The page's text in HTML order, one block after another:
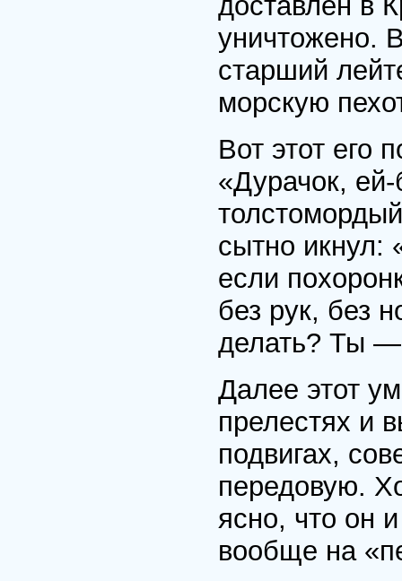
уничтожено.
старший
морскую
Вот этот его
«Дурачок, ей-
сытно икнул:
если
без рук, без
делать? Ты
Далее этот
прелестях и
подвигах,
передовую.
ясно, что он
вообще на